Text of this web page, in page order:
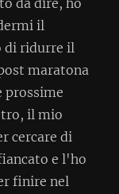
il
di ridurre il
maratona
prossime
il mio
cercare di
e l'ho
finire nel